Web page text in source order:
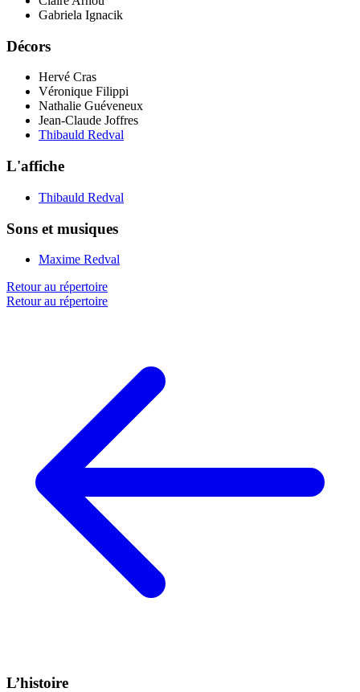
Gabriela Ignacik
Décors
Hervé Cras
Véronique Filippi
Nathalie Guéveneux
Jean-Claude Joffres
Thibauld Redval
L'affiche
Thibauld Redval
Sons et musiques
Maxime Redval
Retour au répertoire
Retour au répertoire
L’histoire